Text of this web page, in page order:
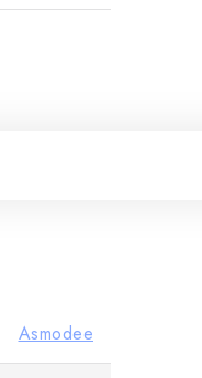
Asmodee